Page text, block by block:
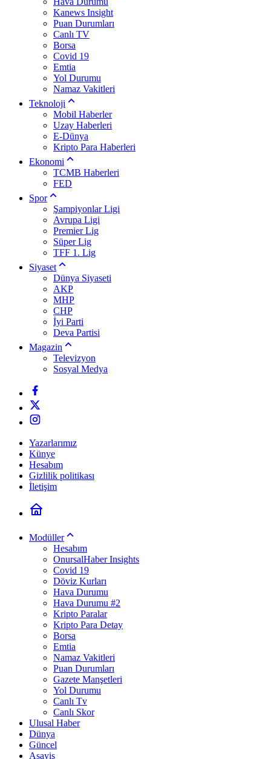
Kanews Insight
Puan Durumları
Canlı TV
Borsa
Covid 19
Emtia
Yol Durumu
Namaz Vakitleri
Teknoloji
Mobil Haberler
Uzay Haberleri
E-Dünya
Kripto Para Haberleri
Ekonomi
TCMB Haberleri
FED
Spor
Şampiyonlar Ligi
Avrupa Ligi
Premier Lig
Süper Lig
TFF 1. Lig
Siyaset
Dünya Siyaseti
AKP
MHP
CHP
İyi Parti
Deva Partisi
Magazin
Televizyon
Sosyal Medya
Yazarlarımız
Künye
Hesabım
Gizlilik politikası
İletişim
Modüller
Hesabım
OnursalHaber Insights
Covid 19
Döviz Kurları
Hava Durumu
Hava Durumu #2
Kripto Paralar
Kripto Para Detay
Borsa
Emtia
Namaz Vakitleri
Puan Durumları
Gazete Manşetleri
Yol Durumu
Canlı Tv
Canlı Skor
Ulusal Haber
Dünya
Güncel
Asayiş